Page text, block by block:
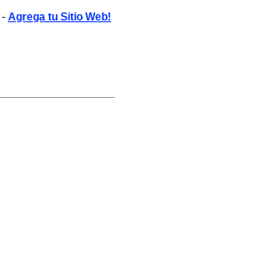
- Agrega tu Sitio Web!